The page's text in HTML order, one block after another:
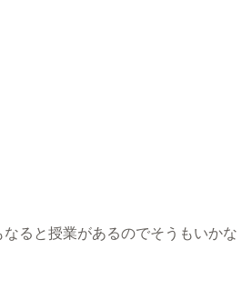
なると授業があるのでそうもいかな